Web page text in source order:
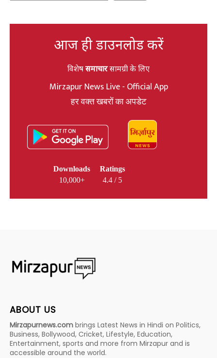
आज ही डाउनलोड करें
विशेषसमाचारसामग्री के लिए
Mirzapur News Live - Official App
हर वक्त खबरों का अपडेट
Downloads
10,000+
Ratings
4.4 / 5
ABOUT US
Mirzapurnews.com brings Latest News in Hindi on Politics,
Business, Bollywood, Cricket, Lifestyle, Education,
Entertainment, sports and more from Mirzapur and is
accessible around the world.